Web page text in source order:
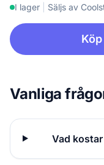
I lager Säljs av
Vanliga
Vad